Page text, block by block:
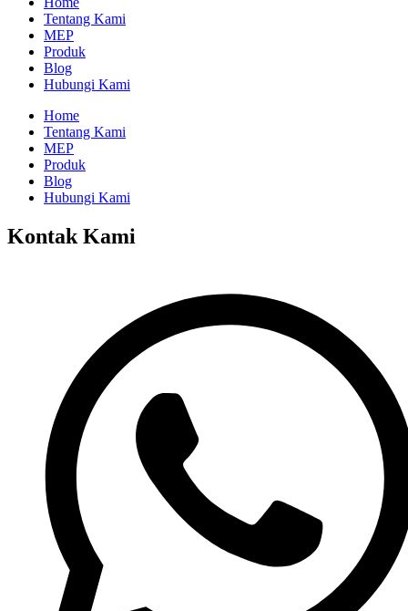
Tentang Kami
MEP
Produk
Blog
Hubungi Kami
Home
Tentang Kami
MEP
Produk
Blog
Hubungi Kami
Kontak Kami